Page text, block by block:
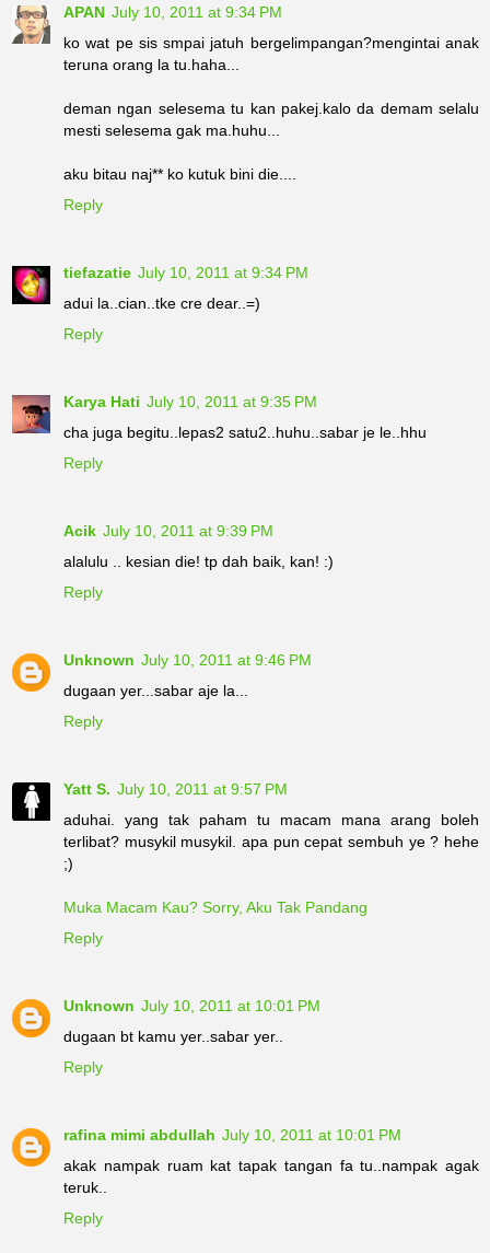
APAN July 10, 2011 at 9:34 PM
ko wat pe sis smpai jatuh bergelimpangan?mengintai anak
teruna orang la tu.haha...
deman ngan selesema tu kan pakej.kalo da demam selalu
mesti selesema gak ma.huhu...
aku bitau naj** ko kutuk bini die....
Reply
tiefazatie July 10, 2011 at 9:34 PM
adui la..cian..tke cre dear..=)
Reply
Karya Hati July 10, 2011 at 9:35 PM
cha juga begitu..lepas2 satu2..huhu..sabar je le..hhu
Reply
Acik July 10, 2011 at 9:39 PM
alalulu .. kesian die! tp dah baik, kan! :)
Reply
Unknown July 10, 2011 at 9:46 PM
dugaan yer...sabar aje la...
Reply
Yatt S. July 10, 2011 at 9:57 PM
aduhai. yang tak paham tu macam mana arang boleh
terlibat? musykil musykil. apa pun cepat sembuh ye ? hehe
;)
Muka Macam Kau? Sorry, Aku Tak Pandang
Reply
Unknown July 10, 2011 at 10:01 PM
dugaan bt kamu yer..sabar yer..
Reply
rafina mimi abdullah July 10, 2011 at 10:01 PM
akak nampak ruam kat tapak tangan fa tu..nampak agak
teruk..
Reply